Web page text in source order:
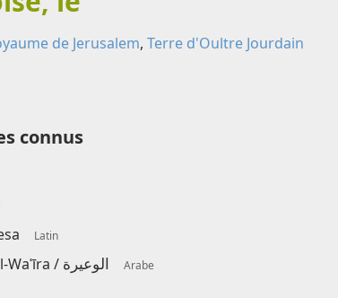
de Jerusalem, Terre d'Oultre Jourdain
connus
Latin
Waʿīra / الوعيرة Arabe